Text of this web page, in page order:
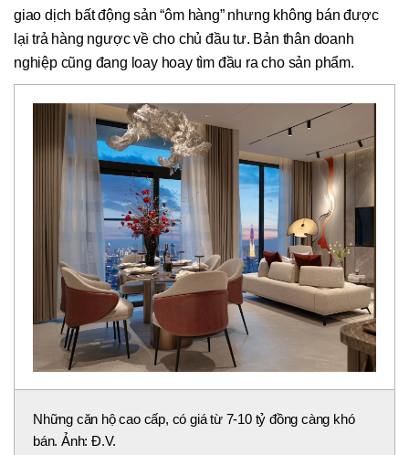
giao dịch bất động sản “ôm hàng” nhưng không bán được
lại trả hàng ngược về cho chủ đầu tư. Bản thân doanh
nghiệp cũng đang loay hoay tìm đầu ra cho sản phẩm.
Những căn hộ cao cấp, có giá từ 7-10 tỷ đồng càng khó
bán. Ảnh: Đ.V.